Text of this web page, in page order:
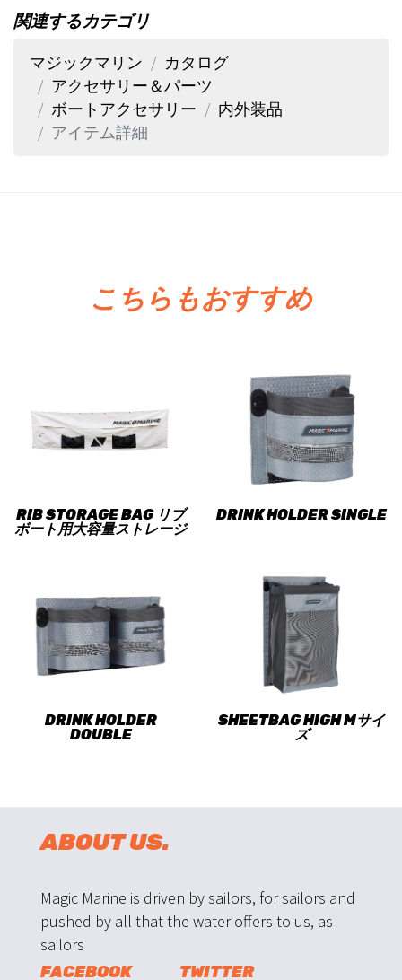
関連するカテゴリ
マジックマリン
カタログ
アクセサリー＆パーツ
ボートアクセサリー
内外装品
アイテム詳細
こちらもおすすめ
RIB STORAGE BAG リブ
ボート用大容量ストレージ
DRINK HOLDER SINGLE
DRINK HOLDER
DOUBLE
SHEETBAG HIGH Mサイ
ズ
ABOUT US.
Magic Marine is driven by sailors, for sailors and
pushed by all that the water offers to us, as
sailors
FACEBOOK TWITTER